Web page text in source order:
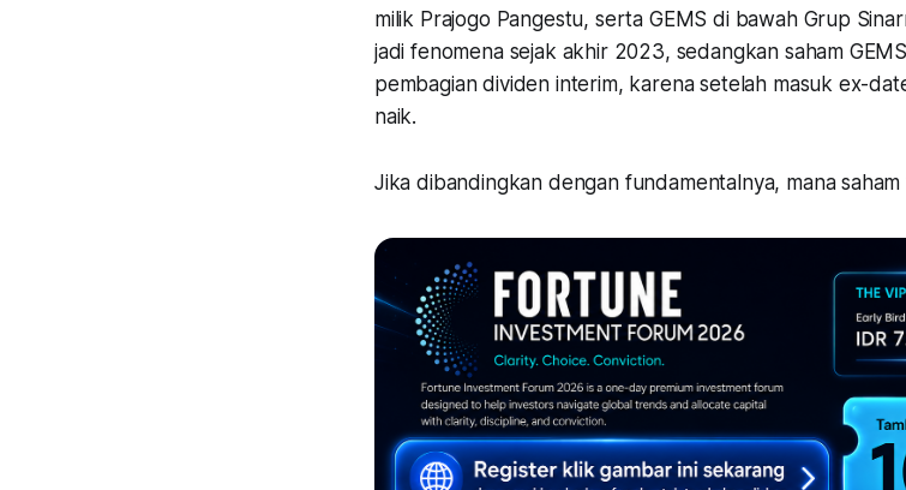
milik Prajogo Pangestu, serta GEMS di bawah Grup
jadi fenomena sejak akhir 2023, sedangkan saham
pembagian dividen interim, karena setelah masuk ex-
naik.
Jika dibandingkan dengan fundamentalnya, mana